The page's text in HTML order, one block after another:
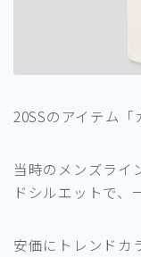
20SSのアイテム「
当時のメンズライ
ドシルエットで、
安価にトレンドカ